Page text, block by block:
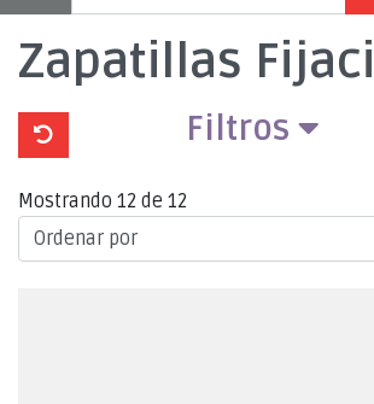
Zapatillas
Filtros
Mostrando 12 de 12